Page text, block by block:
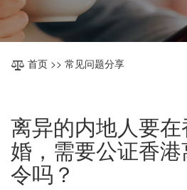
首页 >> 常见问题分享
离异的内地人要
婚，需要公证香
令吗？